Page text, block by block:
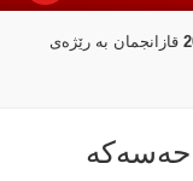
دانە گاز: لە نیوەی یەکەمی 2026 قازانجمان بە رێژەی
حه‌سه‌كه‌